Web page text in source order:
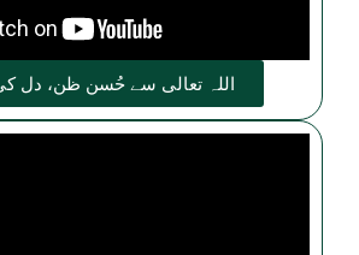
اللہ تعالی سے حُسن ظن، دل